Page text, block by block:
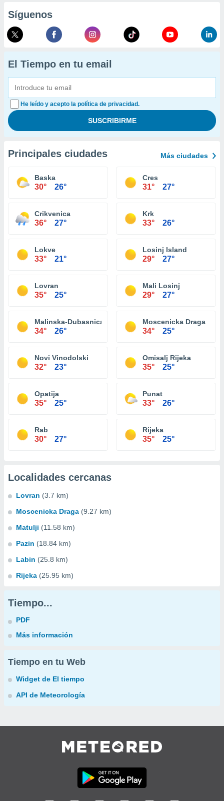
Síguenos
El Tiempo en tu email
He leído y acepto la política de privacidad.
Principales ciudades Más ciudades
Baska
30° 26°
Cres
31° 27°
Crikvenica
36° 27°
Krk
33° 26°
Lokve
33° 21°
Losinj Island
29° 27°
Lovran
35° 25°
Mali Losinj
29° 27°
Malinska-Dubasnica
34° 26°
Moscenicka Draga
34° 25°
Novi Vinodolski
32° 23°
Omisalj Rijeka
35° 25°
Opatija
35° 25°
Punat
33° 26°
Rab
30° 27°
Rijeka
35° 25°
Localidades cercanas
Lovran (3.7 km)
Moscenicka Draga (9.27 km)
Matulji (11.58 km)
Pazin (18.84 km)
Labin (25.8 km)
Rijeka (25.95 km)
Tiempo...
PDF
Más información
Tiempo en tu Web
Widget de El tiempo
API de Meteorología